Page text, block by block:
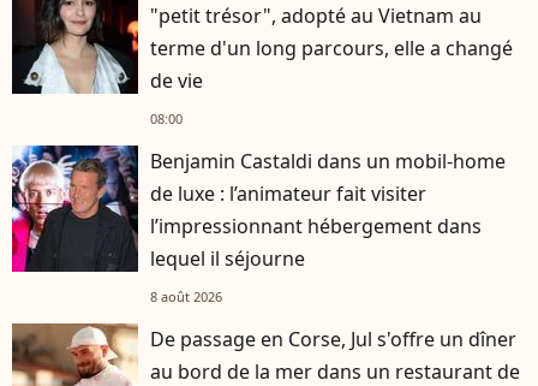
"petit trésor", adopté au Vietnam au
terme d'un long parcours, elle a changé
de vie
08:00
Benjamin Castaldi dans un mobil-home
de luxe : l’animateur fait visiter
l’impressionnant hébergement dans
lequel il séjourne
8 août 2026
De passage en Corse, Jul s'offre un dîner
au bord de la mer dans un restaurant de